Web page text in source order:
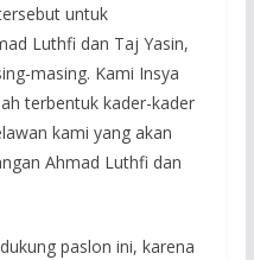
untuk
Luthfi dan Taj Yasin,
masing. Kami Insya
terbentuk kader-kader
kami yang akan
Ahmad Luthfi dan
paslon ini, karena